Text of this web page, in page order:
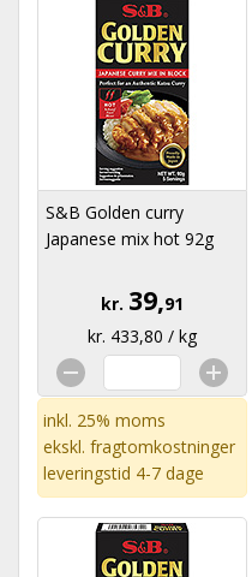
S&B Golden curry
Japanese mix hot 92g
kr. 39,91
kr. 433,80 / kg
inkl. 25% moms
ekskl. fragtomkostninger
leveringstid 4-7 dage